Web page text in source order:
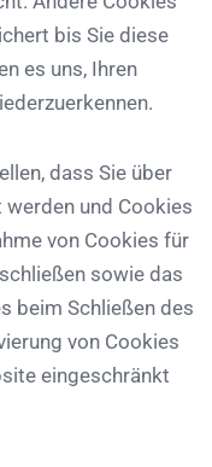
bis Sie diese
es uns, Ihren
dass Sie über
und Cookies
von Cookies für
sowie das
beim Schließen des
von Cookies
eingeschränkt